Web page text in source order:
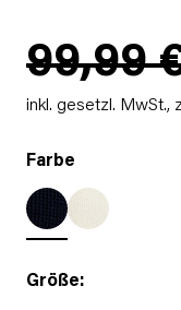
99,99
inkl. gesetzl. MwSt.,
Farbe
Größe: